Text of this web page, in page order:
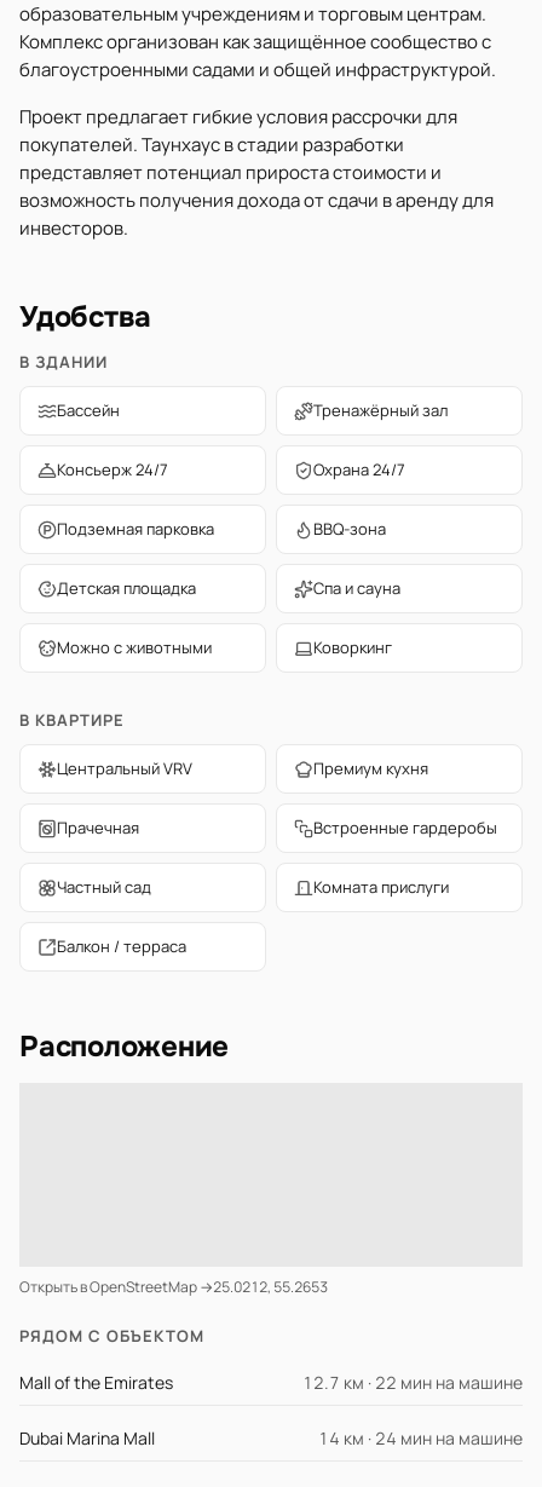
образовательным учреждениям и торговым центрам.
Комплекс организован как защищённое сообщество с
благоустроенными садами и общей инфраструктурой.
Проект предлагает гибкие условия рассрочки для
покупателей. Таунхаус в стадии разработки
представляет потенциал прироста стоимости и
возможность получения дохода от сдачи в аренду для
инвесторов.
Удобства
В ЗДАНИИ
Бассейн Тренажёрный зал
Консьерж 24/7 Охрана 24/7
Подземная парковка BBQ-зона
Детская площадка Спа и сауна
Можно с животными Коворкинг
В КВАРТИРЕ
Центральный VRV Премиум кухня
Прачечная Встроенные гардеробы
Частный сад Комната прислуги
Балкон / терраса
Расположение
Открыть в OpenStreetMap →25.0212, 55.2653
РЯДОМ С ОБЪЕКТОМ
Mall of the Emirates 12.7 км · 22 мин на машине
Dubai Marina Mall 14 км · 24 мин на машине